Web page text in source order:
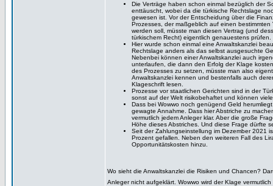
Die Verträge haben schon einmal bezüglich der
enttäuscht, wobei da die türkische Rechtslage
gewesen ist. Vor der Entscheidung über die
Prozesses, der maßgeblich auf einen bestimmten
werden soll, müsste man diesen Vertrag (und
türkischem Recht) eigentlich genauestens prüfen.
Hier wurde schon einmal eine Anwaltskanzlei
Rechtslage anders als das selbst ausgesuchte
Nebenbei können einer Anwaltskanzlei auch
unterlaufen, die dann den Erfolg der Klage
des Prozesses zu setzen, müsste man also
Anwaltskanzlei kennen und bestenfalls auch
Klageschrift lesen.
Prozesse vor staatlichen Gerichten sind in der
sonst auf der Welt risikobehaftet und können
Dass bei Wowwo noch genügend Geld
gewagte Annahme. Dass hier Abstriche zu
vermutlich jedem Anleger klar. Aber die große
Höhe dieses Abstriches. Und diese Frage dürfte
Seit der Zahlungseinstellung im Dezember 2021
Prozent gefallen. Neben den weiteren Fall des
Opportunitätskosten hinzu.
Wo sieht die Anwaltskanzlei die Risiken und Chancen?
Anleger nicht aufgeklärt. Wowwo wird der Klage